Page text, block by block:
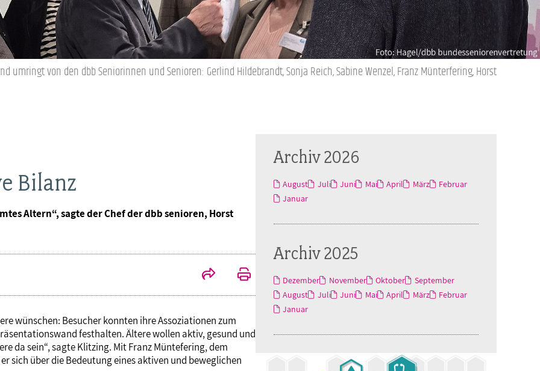
BAGSO
umringt von den dbb Seniorinnen und Senioren: Gerlind Hildebrandt, Sonja Reich, Sabine Wenzel, Franz Münterfering, Horst
Bilanz
Altern“, sagte der Chef der dbb senioren, Horst
wünschen: Besucher konnten ihre Assoziationen zum
festhalten. Ältere wollen aktiv, gesund und
da sein“, sagte Klitzing. Mit Franz Müntefering, dem
sich über die Bedeutung eines aktiven und beweglichen
Archiv 2026
August Juli Juni Mai April März
Februar
Januar
Archiv 2025
Dezember November Oktober
September
August
Juli Juni Mai April März
Februar
Januar